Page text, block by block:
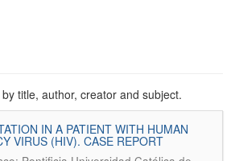
title, author, creator and subject.
IN A PATIENT WITH HUMAN
VIRUS (HIV). CASE REPORT